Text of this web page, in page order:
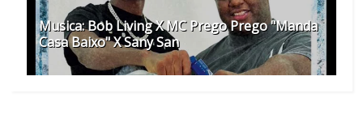
Musica: Bob Living X MC Prego Prego "Manda
Casa Baixo" X Sany San